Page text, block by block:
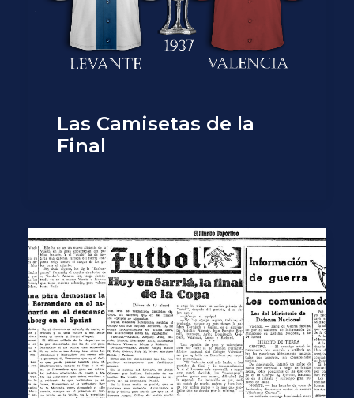
Las Camisetas de la
Final